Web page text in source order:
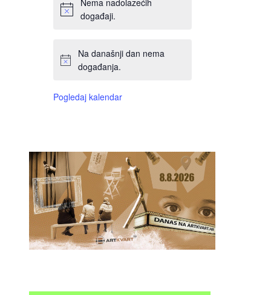
Nema nadolazećih
događaji.
Na današnji dan nema
događanja.
Pogledaj kalendar